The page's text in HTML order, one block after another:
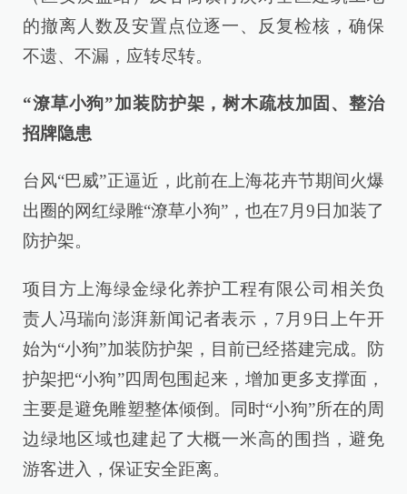
的撤离人数及安置点位逐一、反复检核，确保
不遗、不漏，应转尽转。
“潦草小狗”加装防护架，树木疏枝加固、整治
招牌隐患
台风“巴威”正逼近，此前在上海花卉节期间火爆
出圈的网红绿雕“潦草小狗”，也在7月9日加装了
防护架。
项目方上海绿金绿化养护工程有限公司相关负
责人冯瑞向澎湃新闻记者表示，7月9日上午开
始为“小狗”加装防护架，目前已经搭建完成。防
护架把“小狗”四周包围起来，增加更多支撑面，
主要是避免雕塑整体倾倒。同时“小狗”所在的周
边绿地区域也建起了大概一米高的围挡，避免
游客进入，保证安全距离。